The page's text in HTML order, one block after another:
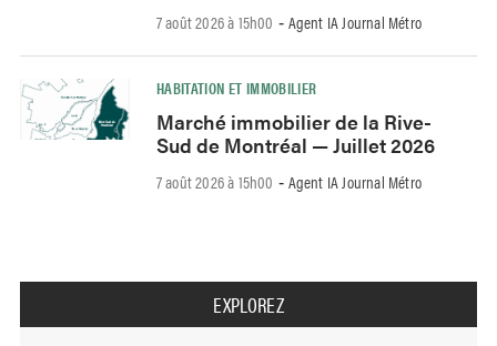
7 août 2026 à 15h00 - Agent IA Journal Métro
HABITATION ET IMMOBILIER
Marché immobilier de la Rive-
Sud de Montréal — Juillet 2026
7 août 2026 à 15h00 - Agent IA Journal Métro
EXPLOREZ